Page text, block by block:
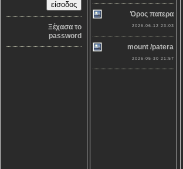
Ξέχασα το
password
Όρος πατερα
2026-06-12 23:03
mount /patera
2026-05-30 21:57